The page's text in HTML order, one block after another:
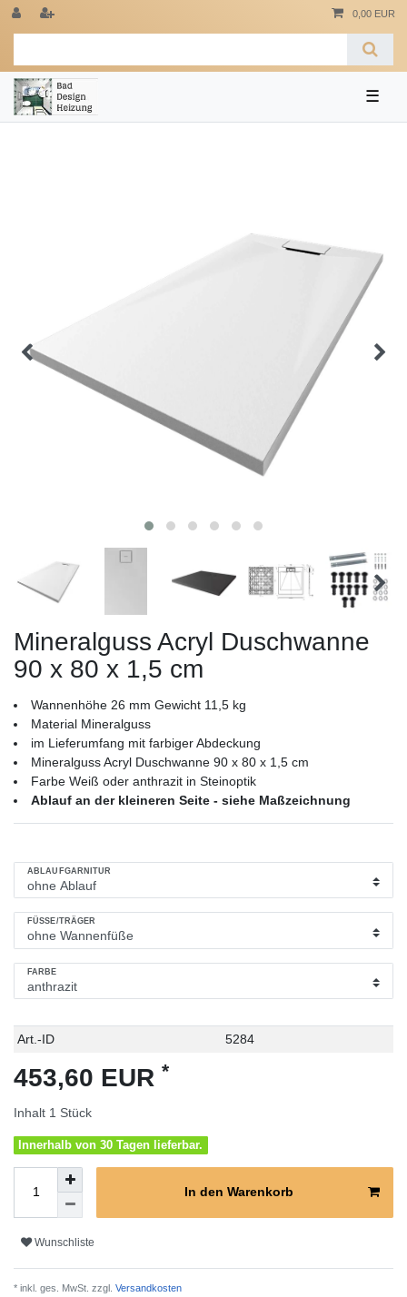
0,00 EUR
☰
Mineralguss Acryl Duschwanne
90 x 80 x 1,5 cm
Wannenhöhe 26 mm Gewicht 11,5 kg
Material Mineralguss
im Lieferumfang mit farbiger Abdeckung
Mineralguss Acryl Duschwanne 90 x 80 x 1,5 cm
Farbe Weiß oder anthrazit in Steinoptik
Ablauf an der kleineren Seite - siehe Maßzeichnung
ABLAUFGARNITUR
FÜSSE/TRÄGER
FARBE
Technisches
Wert
Art.-ID 5284
453,60 EUR *
Inhalt 1 Stück
Innerhalb von 30 Tagen lieferbar.
In den Warenkorb
Wunschliste
* inkl. ges. MwSt. zzgl. Versandkosten